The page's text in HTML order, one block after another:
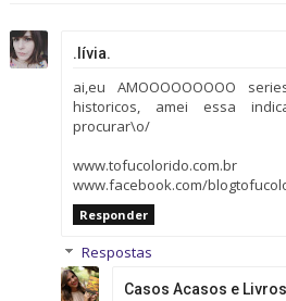
.lívia.
ai,eu AMOOOOOOOOO
historicos, amei essa
procurar\o/
www.tofucolorido.com.br
www.facebook.com/
Responder
Respostas
Casos Acasos e Livros